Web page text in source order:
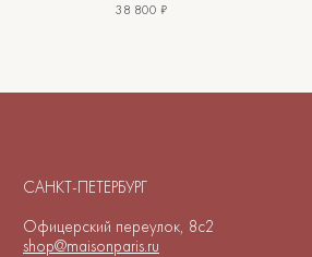
38 800 ₽
Все права защищены.